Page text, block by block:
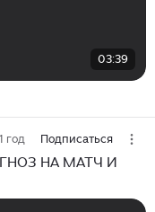
03:39
год Подписаться
НА МАТЧ И